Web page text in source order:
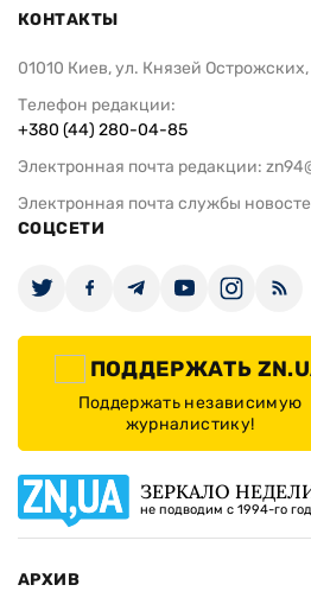
КОНТАКТЫ
01010 Киев, ул. Князей Острожских,
Телефон редакции:
+380 (44) 280-04-85
Электронная почта редакции:
Электронная почта службы
СОЦСЕТИ
ПОДДЕРЖАТЬ
Поддержать независимую
журналистику!
ЗЕРКАЛО
не подводим с 1994-го
АРХИВ